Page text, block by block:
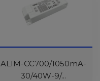
ALIM-CC700/1050mA-
30/40W-9/...